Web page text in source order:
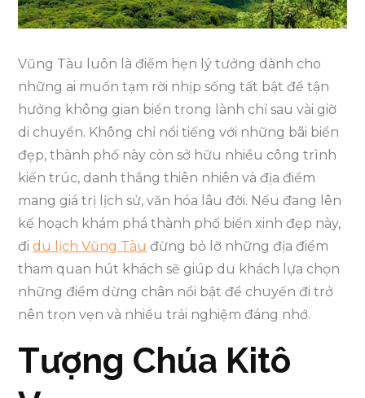
Điểm
Tham
Quan
Khách
Vũng Tàu luôn là điểm hẹn lý tưởng dành cho
những ai muốn tạm rời nhịp sống tất bật để tận
hưởng không gian biển trong lành chỉ sau vài giờ
di chuyển. Không chỉ nổi tiếng với những bãi biển
đẹp, thành phố này còn sở hữu nhiều công trình
kiến trúc, danh thắng thiên nhiên và địa điểm
mang giá trị lịch sử, văn hóa lâu đời. Nếu đang lên
kế hoạch khám phá thành phố biển xinh đẹp này,
đidu lịch Vũng Tàu đừng bỏ lỡ những địa điểm
tham quan hút khách sẽ giúp du khách lựa chọn
những điểm dừng chân nổi bật để chuyến đi trở
nên trọn vẹn và nhiều trải nghiệm đáng nhớ.
Tượng Chúa Kitô